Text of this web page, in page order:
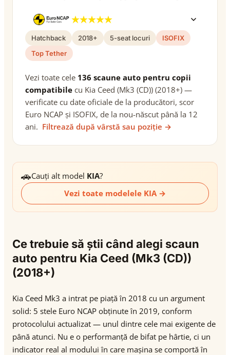
Hatchback 2018+ 5-seat locuri
ISOFIX
Top Tether
Vezi toate cele 136 scaune auto pentru copii
compatibile cu Kia Ceed (Mk3 (CD)) (2018+) —
verificate cu date oficiale de la producători, scor
Euro NCAP și ISOFIX, de la nou-născut până la 12
ani. Filtrează după vârstă sau poziție →
🚗Cauți alt model KIA?
Vezi toate modelele KIA →
Ce trebuie să știi când alegi scaun
auto pentru Kia Ceed (Mk3 (CD))
(2018+)
Kia Ceed Mk3 a intrat pe piață în 2018 cu un argument
solid: 5 stele Euro NCAP obținute în 2019, conform
protocolului actualizat — unul dintre cele mai exigente de
până atunci. Nu e o performanță de bifat pe hârtie, ci un
indicator real al modului în care mașina se comportă în